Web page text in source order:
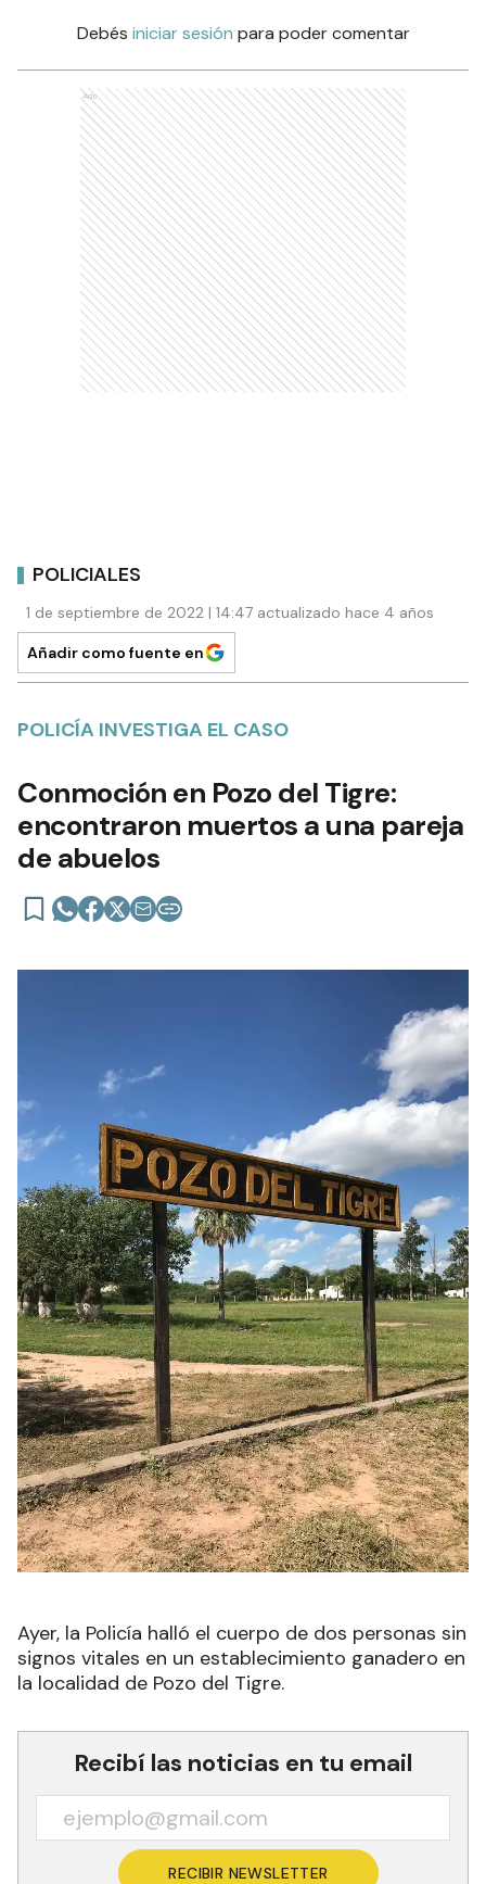
Debés iniciar sesión para poder comentar
Ads
POLICIALES
1 de septiembre de 2022 | 14:47 actualizado hace 4 años
Añadir como fuente en
POLICÍA INVESTIGA EL CASO
Conmoción en Pozo del Tigre:
encontraron muertos a una pareja
de abuelos
Ayer, la Policía halló el cuerpo de dos personas sin
signos vitales en un establecimiento ganadero en
la localidad de Pozo del Tigre.
Recibí las noticias en tu email
RECIBIR NEWSLETTER